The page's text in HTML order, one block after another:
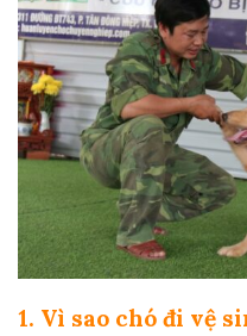
1. Vì sao chó đi vệ